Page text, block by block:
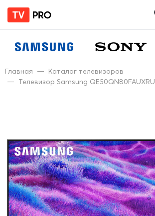
Главная — Каталог телевизоров
— Телевизор Samsung QE50QN80FAUXRU